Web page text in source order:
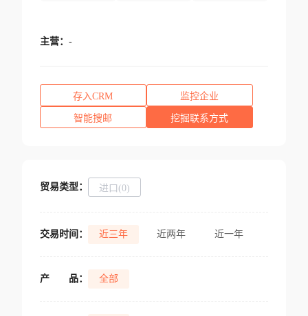
主营： -
存入CRM 监控企业
智能搜邮 挖掘联系方式
贸易类型： 进口(0)
交易时间： 近三年 近两年 近一年
产 品： 全部